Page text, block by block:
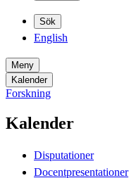
Sök
English
Meny
Kalender
Forskning
Kalender
Disputationer
Docentpresentationer